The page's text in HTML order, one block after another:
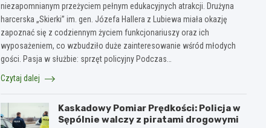
niezapomnianym przeżyciem pełnym edukacyjnych atrakcji. Drużyna
harcerska „Skierki” im. gen. Józefa Hallera z Lubiewa miała okazję
zapoznać się z codziennym życiem funkcjonariuszy oraz ich
wyposażeniem, co wzbudziło duże zainteresowanie wśród młodych
gości. Pasja w służbie: sprzęt policyjny Podczas…
Czytaj dalej
Kaskadowy Pomiar Prędkości: Policja w
Sępólnie walczy z piratami drogowymi